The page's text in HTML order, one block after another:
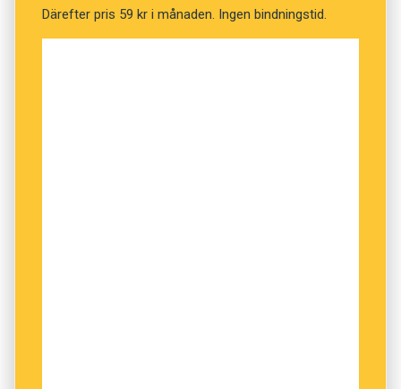
Därefter pris 59 kr i månaden. Ingen bindningstid.